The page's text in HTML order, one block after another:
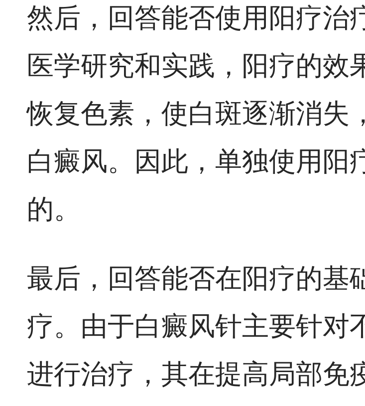
然后，回答能否使用阳疗治
医学研究和实践，阳疗的效
恢复色素，使白斑逐渐消失
白癜风。因此，单独使用阳
的。
最后，回答能否在阳疗的基
疗。由于白癜风针主要针对
进行治疗，其在提高局部免